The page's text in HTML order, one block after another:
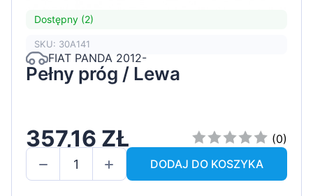
Dostępny (2)
SKU: 30A141
FIAT PANDA 2012-
Pełny próg / Lewa
357,16 ZŁ
(0)
DODAJ DO KOSZYKA